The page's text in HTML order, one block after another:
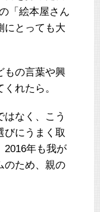
「絵本屋さん
にとっても大
もの言葉や興
れたら。
なく、こう
びにうまく取
2016年も我が
のため、親の